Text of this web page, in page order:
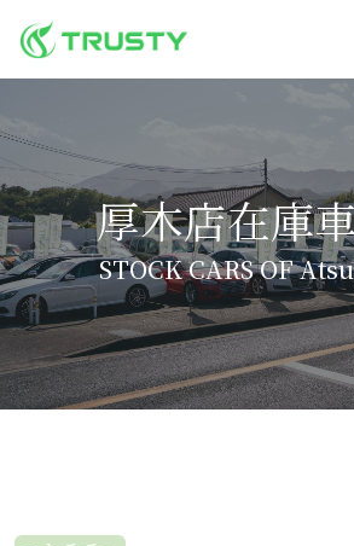
厚木店在庫
STOCK CARS OF